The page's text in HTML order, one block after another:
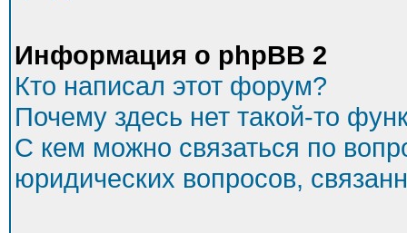
Информация о phpBB 2
Кто написал этот форум?
Почему здесь нет такой-то
С кем можно связаться по
юридических вопросов,